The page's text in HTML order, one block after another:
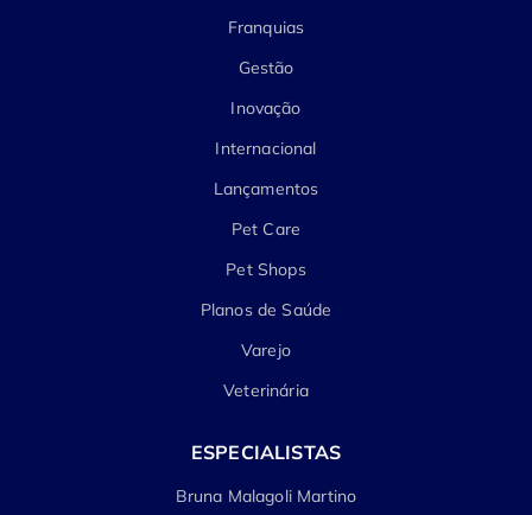
Franquias
Gestão
Inovação
Internacional
Lançamentos
Pet Care
Pet Shops
Planos de Saúde
Varejo
Veterinária
ESPECIALISTAS
Bruna Malagoli Martino